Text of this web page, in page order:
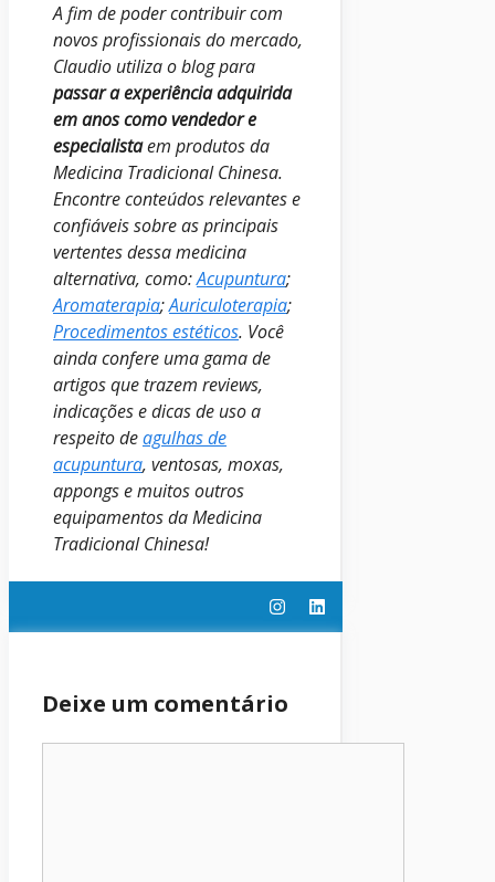
A fim de poder contribuir com
novos profissionais do mercado,
Claudio utiliza o blog para
passar a experiência adquirida
em anos como vendedor e
especialistaem produtos da
Medicina Tradicional Chinesa.
Encontre conteúdos relevantes e
confiáveis sobre as principais
vertentes dessa medicina
alternativa, como:Acupuntura;
Aromaterapia;Auriculoterapia;
Procedimentos estéticos. Você
ainda confere uma gama de
artigos que trazem reviews,
indicações e dicas de uso a
respeito deagulhas de
acupuntura, ventosas, moxas,
appongs e muitos outros
equipamentos da Medicina
Tradicional Chinesa!
Deixe um comentário